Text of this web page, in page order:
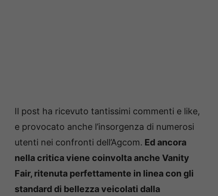
Il post ha ricevuto tantissimi commenti e like,
e provocato anche l’insorgenza di numerosi
utenti nei confronti dell’Agcom. Ed ancora
nella critica viene coinvolta anche Vanity
Fair, ritenuta perfettamente in linea con gli
standard di bellezza veicolati dalla